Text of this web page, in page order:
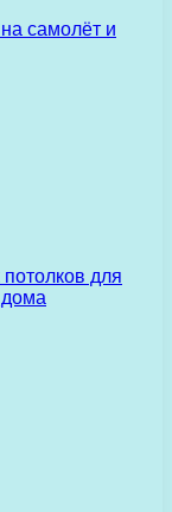
самолёт и
для